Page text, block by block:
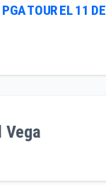
TOUR EL 11 DE
Vega